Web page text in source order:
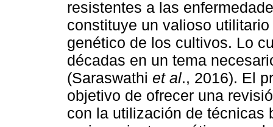
resistentes a las
constituye un valioso
genético de los cultivos. Lo
décadas en un tema
(Saraswathi et al., 2016). El
objetivo de ofrecer una
con la utilización de técnicas